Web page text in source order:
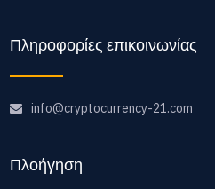
Πληροφορίες επικοινωνίας
info@cryptocurrency-21.com
Πλοήγηση